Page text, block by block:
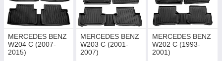
MERCEDES BENZ
W204 C (2007-
2015)
MERCEDES BENZ
W203 C (2001-
2007)
MERCEDES BENZ
W202 C (1993-
2001)